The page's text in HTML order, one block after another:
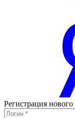
Регистрация нового